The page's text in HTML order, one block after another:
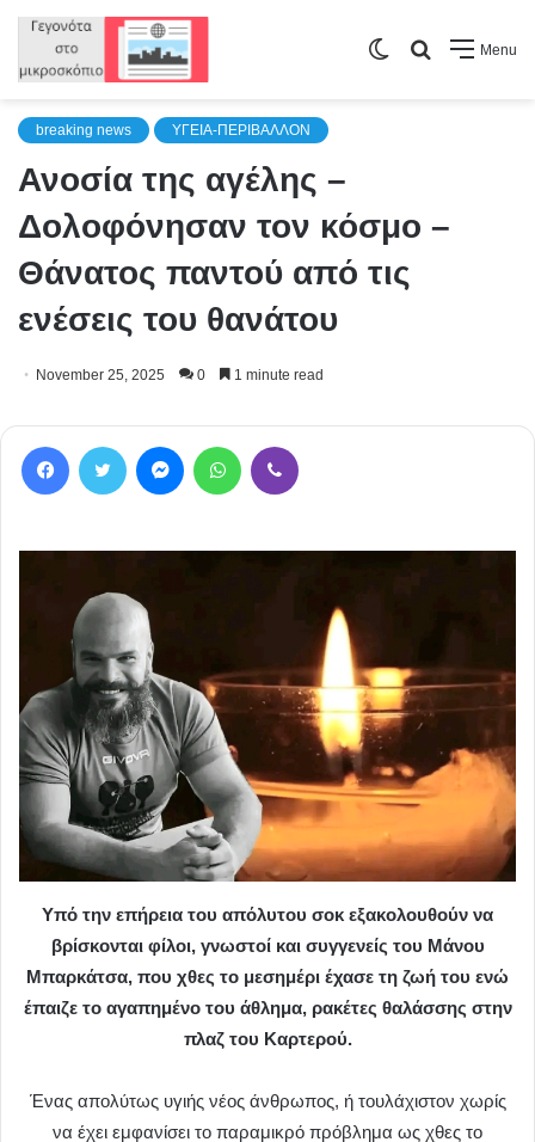
Menu
Search
Switch
breaking news ΥΓΕΙΑ-ΠΕΡΙΒΑΛΛΟΝ
Ανοσία της αγέλης –
Δολοφόνησαν τον κόσμο –
Θάνατος παντού από τις
ενέσεις του θανάτου
November 25, 2025 0 1 minute read
Facebook Twitter MessengerWhatsApp
Υπό την επήρεια του απόλυτου σοκ εξακολουθούν να
βρίσκονται φίλοι, γνωστοί και συγγενείς του Μάνου
Μπαρκάτσα, που χθες το μεσημέρι έχασε τη ζωή του ενώ
έπαιζε το αγαπημένο του άθλημα, ρακέτες θαλάσσης στην
πλαζ του Καρτερού.
Ένας απολύτως υγιής νέος άνθρωπος, ή τουλάχιστον χωρίς
να έχει εμφανίσει το παραμικρό πρόβλημα ως χθες το